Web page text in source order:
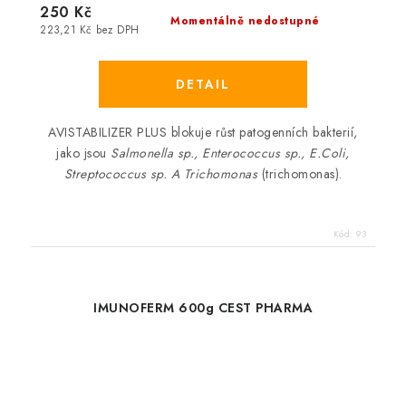
Momentálně nedostupné
223,21 Kč bez DPH
250 Kč
AVISTABILIZER PLUS blokuje růst patogenních bakterií,
jako jsou Salmonella sp., Enterococcus sp., E.Coli,
Streptococcus sp. A Trichomonas(trichomonas).
Kód: 93
IMUNOFERM 600g CEST PHARMA